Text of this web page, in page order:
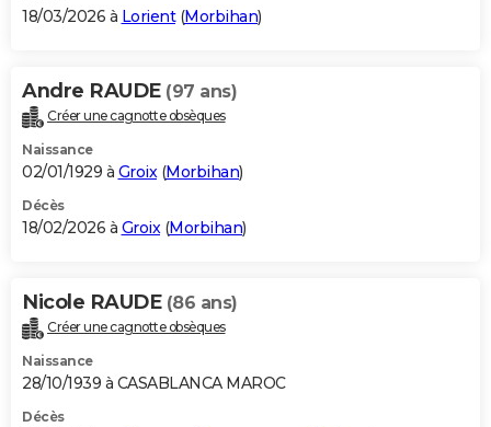
S'inscrire
Se connecter
Lycées
Collèges
Primaires
Universités
Entreprises
Service militaire
Avis de recherche
AVIS DE DÉCÈS
Bricolage
Lifestyle
Culture
Sport
Auto
Television
Voyage
Cinema
18/03/2026 à Lorient(Morbihan)
Andre RAUDE (97 ans)
Créer une cagnotte obsèques
Naissance
02/01/1929 à Groix(Morbihan)
Décès
18/02/2026 à Groix(Morbihan)
Nicole RAUDE (86 ans)
Créer une cagnotte obsèques
Naissance
28/10/1939 à CASABLANCA MAROC
Décès